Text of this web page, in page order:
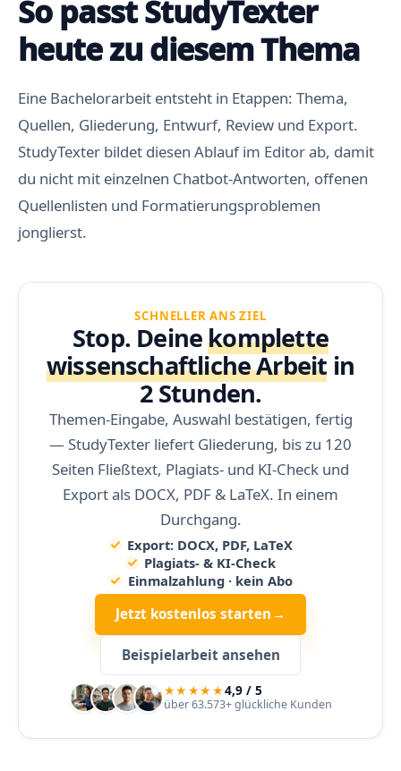
So passt StudyTexter
heute zu diesem Thema
Eine Bachelorarbeit entsteht in Etappen: Thema,
Quellen, Gliederung, Entwurf, Review und Export.
StudyTexter bildet diesen Ablauf im Editor ab, damit
du nicht mit einzelnen Chatbot-Antworten, offenen
Quellenlisten und Formatierungsproblemen
jonglierst.
SCHNELLER ANS ZIEL
Stop. Deinekomplette
wissenschaftliche Arbeit in
2 Stunden.
Themen-Eingabe, Auswahl bestätigen, fertig
— StudyTexter liefert Gliederung, bis zu 120
Seiten Fließtext, Plagiats- und KI-Check und
Export als DOCX, PDF & LaTeX. In einem
Durchgang.
Export: DOCX, PDF, LaTeX
Plagiats- & KI-Check
Einmalzahlung · kein Abo
Jetzt kostenlos starten →
Beispielarbeit ansehen
★★★★★4,9 / 5
über 63.573+ glückliche Kunden